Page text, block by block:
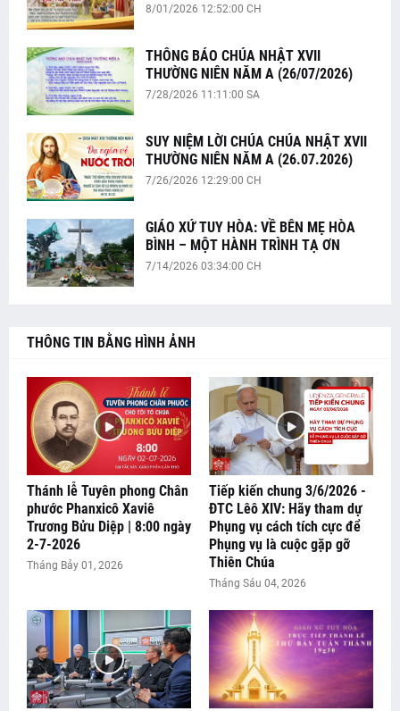
8/01/2026 12:52:00 CH
THÔNG BÁO CHÚA NHẬT XVII
THƯỜNG NIÊN NĂM A (26/07/2026)
7/28/2026 11:11:00 SA
SUY NIỆM LỜI CHÚA CHÚA NHẬT XVII
THƯỜNG NIÊN NĂM A (26.07.2026)
7/26/2026 12:29:00 CH
GIÁO XỨ TUY HÒA: VỀ BÊN MẸ HÒA
BÌNH – MỘT HÀNH TRÌNH TẠ ƠN
7/14/2026 03:34:00 CH
THÔNG TIN BẰNG HÌNH ẢNH
Thánh lễ Tuyên phong Chân
phước Phanxicô Xaviê
Trương Bửu Diệp | 8:00 ngày
2-7-2026
Tháng Bảy 01, 2026
Tiếp kiến chung 3/6/2026 -
ĐTC Lêô XIV: Hãy tham dự
Phụng vụ cách tích cực để
Phụng vụ là cuộc gặp gỡ
Thiên Chúa
Tháng Sáu 04, 2026